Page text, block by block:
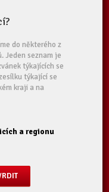
do některého z
Jeden seznam je
týkajících se
týkající se
kraji a na
a regionu